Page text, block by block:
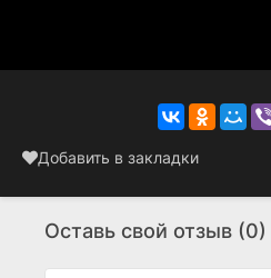
Добавить в закладки
Оставь свой отзыв (0)